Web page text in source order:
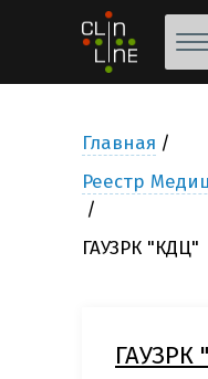
Главная
Реестр
ГАУЗРК "КДЦ"
ГАУЗРК